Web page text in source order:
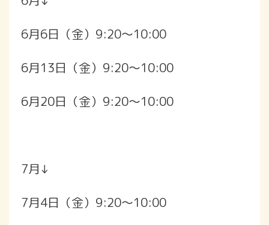
6月6日（金）9:20〜10:00
6月13日（金）9:20〜10:00
6月20日（金）9:20〜10:00
7月↓
7月4日（金）9:20〜10:00